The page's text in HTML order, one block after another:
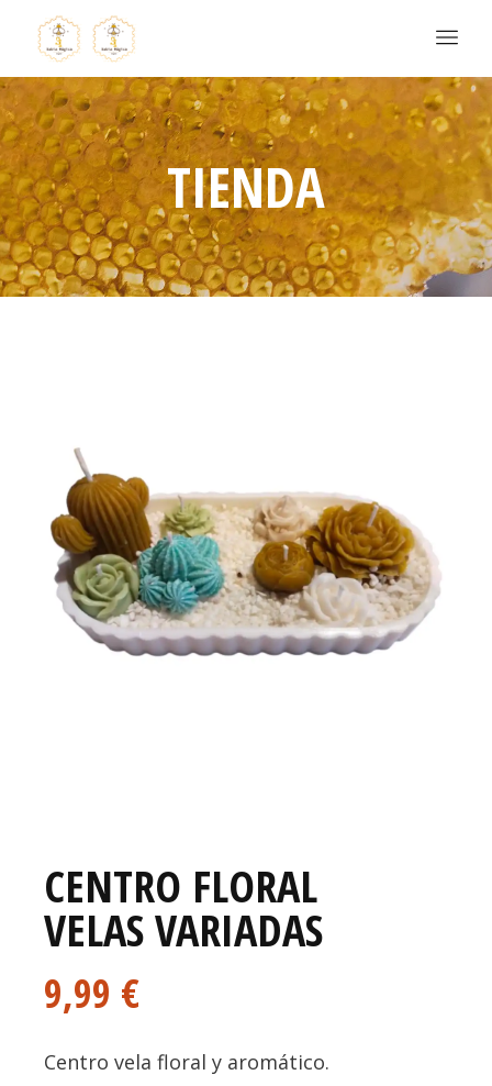
TIENDA
CENTRO FLORAL
VELAS VARIADAS
9,99 €
Centro vela floral y aromático.